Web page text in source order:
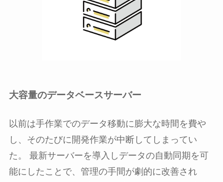
大容量のデータベースサーバー
以前は手作業でのデータ移動に膨大な時間を費や
し、そのたびに開発作業が中断してしまってい
た。 最新サーバーを導入しデータの自動同期を可
能にしたことで、管理の手間が劇的に改善され